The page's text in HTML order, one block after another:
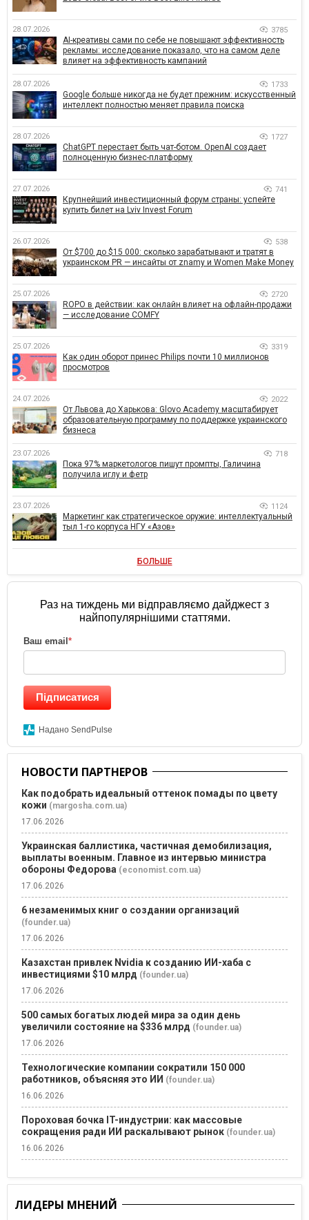
28.07.2026 3785
AI-креативы сами по себе не повышают эффективность
рекламы: исследование показало, что на самом деле
влияет на эффективность кампаний
28.07.2026 1733
Google больше никогда не будет прежним: искусственный
интеллект полностью меняет правила поиска
28.07.2026 1727
ChatGPT перестает быть чат-ботом. OpenAI создает
полноценную бизнес-платформу
27.07.2026 741
Крупнейший инвестиционный форум страны: успейте
купить билет на Lviv Invest Forum
26.07.2026 538
От $700 до $15 000: сколько зарабатывают и тратят в
украинском PR — инсайты от znamy и Women Make Money
25.07.2026 2720
ROPO в действии: как онлайн влияет на офлайн-продажи
— исследование COMFY
25.07.2026 3319
Как один оборот принес Philips почти 10 миллионов
просмотров
24.07.2026 2022
От Львова до Харькова: Glovo Academy масштабирует
образовательную программу по поддержке украинского
бизнеса
23.07.2026 718
Пока 97% маркетологов пишут промпты, Галичина
получила иглу и фетр
23.07.2026 1124
Маркетинг как стратегическое оружие: интеллектуальный
тыл 1-го корпуса НГУ «Азов»
БОЛЬШЕ
Раз на тиждень ми відправляємо дайджест з
найпопулярнішими статтями.
Ваш email *
Підписатися
Надано SendPulse
НОВОСТИ ПАРТНЕРОВ
Как подобрать идеальный оттенок помады по цвету
кожи (margosha.com.ua)
17.06.2026
Украинская баллистика, частичная демобилизация,
выплаты военным. Главное из интервью министра
обороны Федорова (economist.com.ua)
17.06.2026
6 незаменимых книг о создании организаций
(founder.ua)
17.06.2026
Казахстан привлек Nvidia к созданию ИИ-хаба с
инвестициями $10 млрд (founder.ua)
17.06.2026
500 самых богатых людей мира за один день
увеличили состояние на $336 млрд (founder.ua)
17.06.2026
Технологические компании сократили 150 000
работников, объясняя это ИИ (founder.ua)
16.06.2026
Пороховая бочка IT-индустрии: как массовые
сокращения ради ИИ раскалывают рынок (founder.ua)
16.06.2026
ЛИДЕРЫ МНЕНИЙ